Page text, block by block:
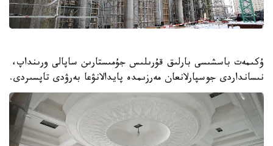
ۇكىمەت باسشىسى بارلىق قۇرىلىس جۇمىستارىن ساپالى ورىنداپ،
نىسانداردى جوسپارلانعان مەرزىمدە پايدالانۋعا بەرۋدى تاپسىردى.